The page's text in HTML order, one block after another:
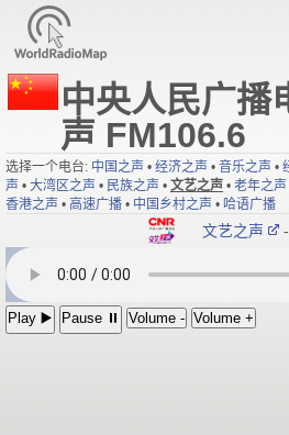
中央人民广播
声 FM106.6
选择一个电台: 中国之声 • 经济之声 • 音乐之声 •
声 • 大湾区之声 • 民族之声 • 文艺之声 • 老年之声
香港之声 • 高速广播 • 中国乡村之声 • 哈语广播
文艺之声 -
Play ▶️ Pause ⏸ Volume - Volume +